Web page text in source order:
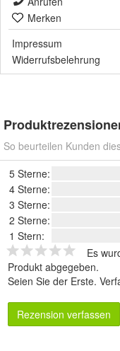
Merken
Impressum
Widerrufsbelehrung
So beurteilen Kunden
5 Sterne:
4 Sterne:
3 Sterne:
2 Sterne:
1 Stern:
Es
Produkt abgegeben.
Seien Sie der Erste.
Rezension verfassen